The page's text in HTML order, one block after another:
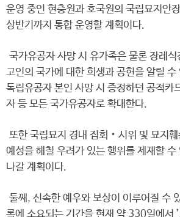
운영 중인 현충원과 호국원의 국립묘지안
상반기까지 통합 운영할 계획이다.
국가유공자 사망 시 유가족은 물론 장례식
고인의 국가에 대한 희생과 공헌을 알릴
독립유공자 본인 사망 시 증정하던 공적카
자 등 모든 국가유공자로 확대한다.
또한 국립묘지 경내 집회‧시위 및 묘지훼
예성을 해칠 우려가 있는 행위를 제재할 수
나갈 계획이다.
둘째, 신속한 예우와 보상이 이루어질 수
록에 소요되는 기간을 현재 약 330일에서